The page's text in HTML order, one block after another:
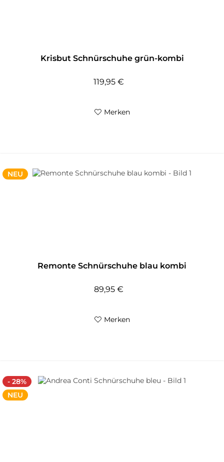
Krisbut Schnürschuhe grün-kombi
119,95 €
Merken
NEU
Remonte Schnürschuhe blau kombi
89,95 €
Merken
- 28%
NEU